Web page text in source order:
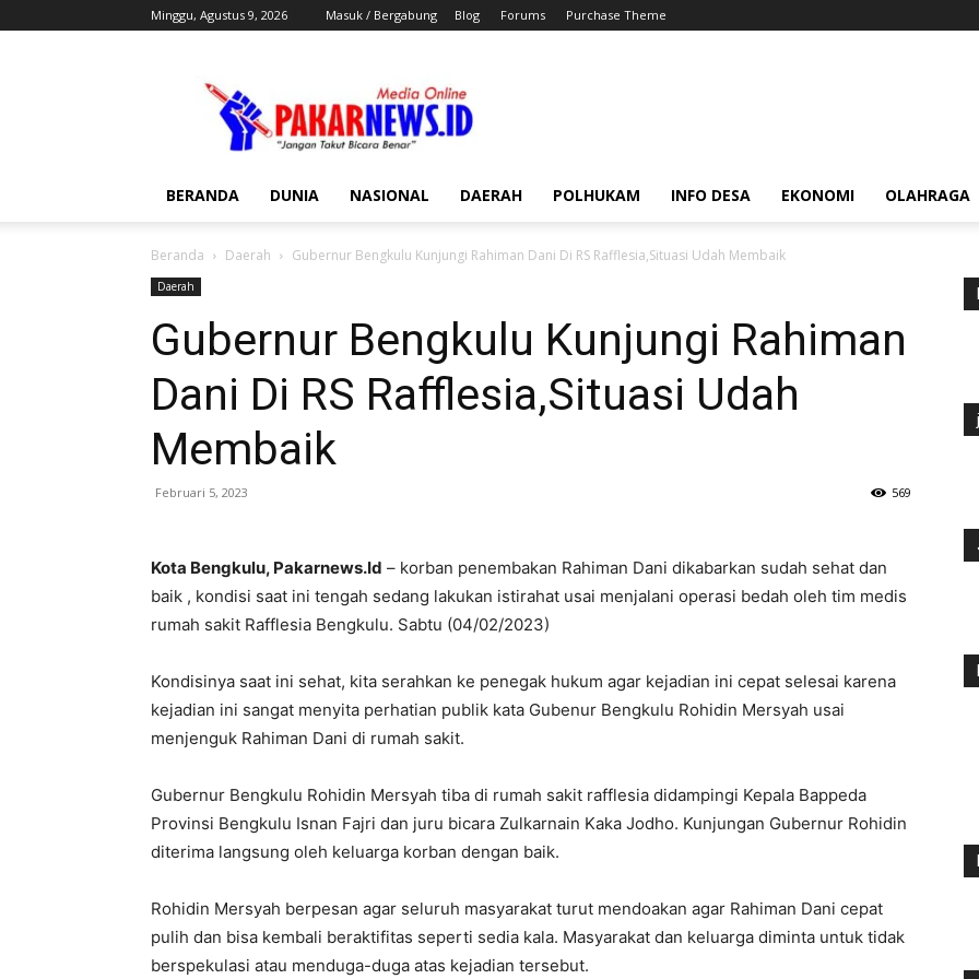
Minggu, Agustus 9, 2026 Masuk / Bergabung Blog Forums Purchase Theme
BERANDA DUNIA NASIONAL DAERAH POLHUKAM INFO DESA EKONOMI OLAHRAGA
Beranda Daerah Gubernur Bengkulu Kunjungi Rahiman Dani Di RS Rafflesia,Situasi Udah Membaik
Daerah
Gubernur Bengkulu Kunjungi Rahiman
Dani Di RS Rafflesia,Situasi Udah
Membaik
Februari 5, 2023 569
Kota Bengkulu, Pakarnews.Id – korban penembakan Rahiman Dani dikabarkan sudah sehat dan
baik , kondisi saat ini tengah sedang lakukan istirahat usai menjalani operasi bedah oleh tim medis
rumah sakit Rafflesia Bengkulu. Sabtu (04/02/2023)
Kondisinya saat ini sehat, kita serahkan ke penegak hukum agar kejadian ini cepat selesai karena
kejadian ini sangat menyita perhatian publik kata Gubenur Bengkulu Rohidin Mersyah usai
menjenguk Rahiman Dani di rumah sakit.
Gubernur Bengkulu Rohidin Mersyah tiba di rumah sakit rafflesia didampingi Kepala Bappeda
Provinsi Bengkulu Isnan Fajri dan juru bicara Zulkarnain Kaka Jodho. Kunjungan Gubernur Rohidin
diterima langsung oleh keluarga korban dengan baik.
Rohidin Mersyah berpesan agar seluruh masyarakat turut mendoakan agar Rahiman Dani cepat
pulih dan bisa kembali beraktifitas seperti sedia kala. Masyarakat dan keluarga diminta untuk tidak
berspekulasi atau menduga-duga atas kejadian tersebut.